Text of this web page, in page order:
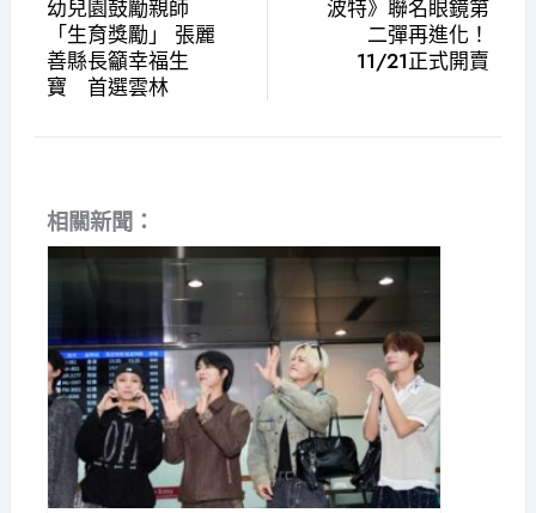
幼兒園鼓勵親師
「生育獎勵」 張麗
善縣長籲幸福生
寶 首選雲林
波特》聯名眼鏡第
二彈再進化！
11/21正式開賣
相關新聞：